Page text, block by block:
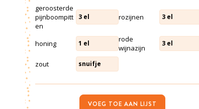
geroosterde
pijnboompitt
en
3 el rozijnen 3 el
honing 1 el
rode
wijnazijn
3 el
zout snuifje
VOEG TOE AAN LIJST